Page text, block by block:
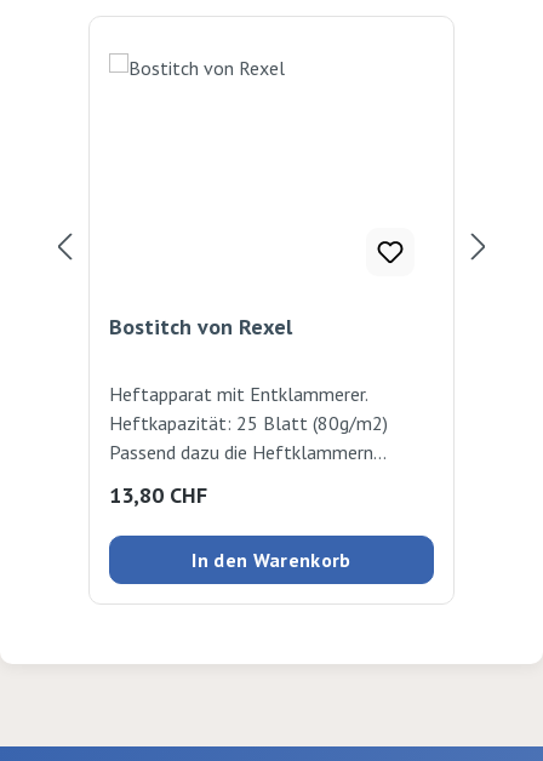
Bostitch von Rexel
Heftapparat mit Entklammerer.
Heftkapazität: 25 Blatt (80g/m2)
Passend dazu die Heftklammern
Regulärer Preis:
13,80 CHF
In den Warenkorb